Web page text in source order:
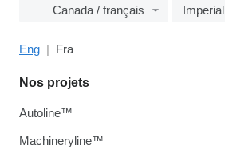
Canada / français Imperial
Eng Fra
Nos projets
Autoline™
Machineryline™